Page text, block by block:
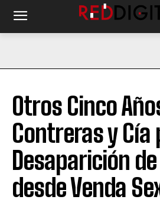
Otros Cinco
Contreras y Cía
Desaparición
desde Venda